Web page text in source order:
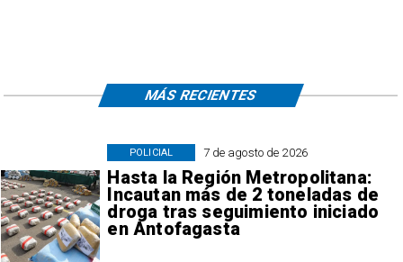
7 de agosto de 2026
Hasta la Región Metropolitana:
Incautan más de 2 toneladas de
droga tras seguimiento iniciado
en Antofagasta
POLICIAL
MÁS RECIENTES